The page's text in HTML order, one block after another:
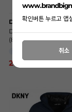
DKNY
DKNY 빅사이즈 블랙 쉐
(846-BLK) A9999
SIZE
20% 179,000
확인버튼 누르고 앱
취소